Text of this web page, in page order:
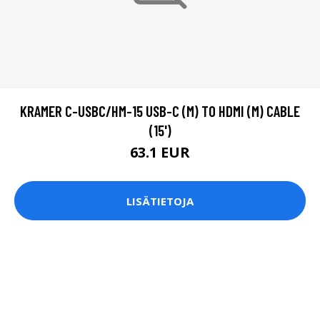
KRAMER C-USBC/HM-15 USB-C (M) TO HDMI (M) CABLE
(15')
63.1 EUR
LISÄTIETOJA